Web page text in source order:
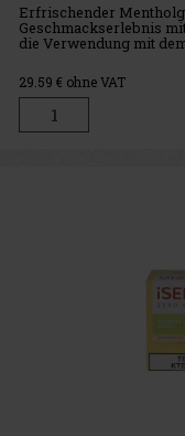
Erfrischender
Geschmackserlebnis
die Verwendung mit
enthält 20
29.59 € ohne VAT